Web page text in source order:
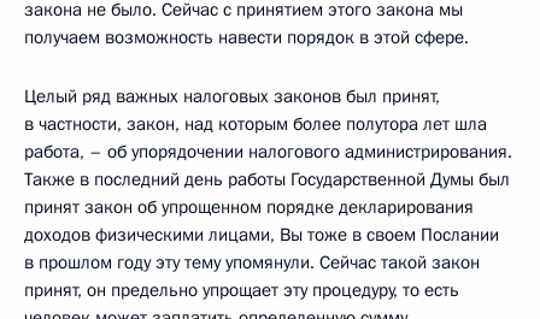
закона не было. Сейчас с принятием этого закона мы
получаем возможность навести порядок в этой сфере.
Целый ряд важных налоговых законов был принят,
в частности, закон, над которым более полутора лет шла
работа, – об упорядочении налогового администрирования.
Также в последний день работы Государственной Думы был
принят закон об упрощенном порядке декларирования
доходов физическими лицами, Вы тоже в своем Послании
в прошлом году эту тему упомянули. Сейчас такой закон
принят, он предельно упрощает эту процедуру, то есть